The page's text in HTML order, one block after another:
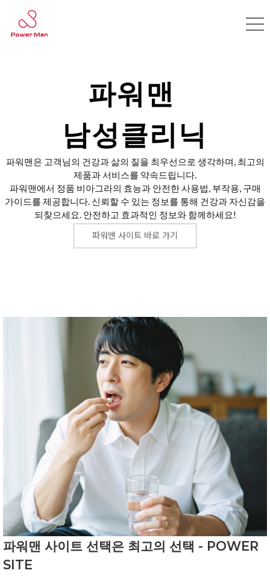
파워맨
남성클리닉
파워맨은 고객님의 건강과 삶의 질을 최우선으로 생각하며, 최고의
제품과 서비스를 약속드립니다.
파워맨에서 정품 비아그라의 효능과 안전한 사용법, 부작용, 구매
가이드를 제공합니다. 신뢰할 수 있는 정보를 통해 건강과 자신감을
되찾으세요. 안전하고 효과적인 정보와 함께하세요!
파워맨 사이트 바로 가기
파워맨 사이트 선택은 최고의 선택 - POWER
SITE